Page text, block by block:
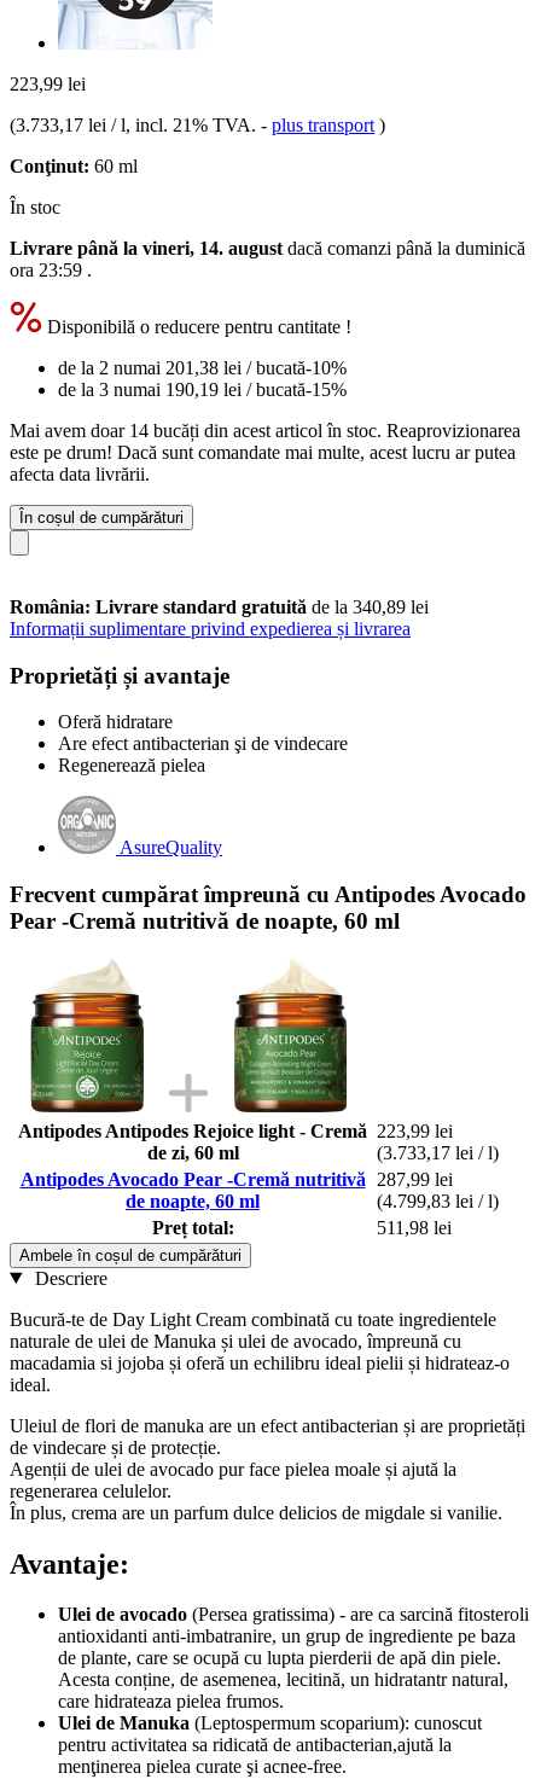
223,99 lei
(3.733,17 lei / l, incl. 21% TVA. - plus transport )
Conţinut: 60 ml
În stoc
Livrare până la vineri, 14. august dacă comanzi până la duminică
ora 23:59 .
Disponibilă o reducere pentru cantitate !
de la 2 numai 201,38 lei / bucată-10%
de la 3 numai 190,19 lei / bucată-15%
Mai avem doar 14 bucăți din acest articol în stoc. Reaprovizionarea
este pe drum! Dacă sunt comandate mai multe, acest lucru ar putea
afecta data livrării.
În coșul de cumpărături
România: Livrare standard gratuită de la 340,89 lei
Informații suplimentare privind expedierea și livrarea
Proprietăți și avantaje
Oferă hidratare
Are efect antibacterian şi de vindecare
Regenerează pielea
AsureQuality
Frecvent cumpărat împreună cu Antipodes Avocado
Pear -Cremă nutritivă de noapte, 60 ml
Antipodes Antipodes Rejoice light - Cremă
de zi, 60 ml
223,99 lei
(3.733,17 lei / l)
Antipodes Avocado Pear -Cremă nutritivă
de noapte, 60 ml
287,99 lei
(4.799,83 lei / l)
Preț total:
511,98 lei
Ambele în coșul de cumpărături
Descriere
Bucură-te de Day Light Cream combinată cu toate ingredientele
naturale de ulei de Manuka și ulei de avocado, împreună cu
macadamia si jojoba și oferă un echilibru ideal pielii și hidrateaz-o
ideal.
Uleiul de flori de manuka are un efect antibacterian și are proprietăți
de vindecare și de protecție.
Agenții de ulei de avocado pur face pielea moale și ajută la
regenerarea celulelor.
În plus, crema are un parfum dulce delicios de migdale si vanilie.
Avantaje:
Ulei de avocado (Persea gratissima) - are ca sarcină fitosteroli
antioxidanti anti-imbatranire, un grup de ingrediente pe baza
de plante, care se ocupă cu lupta pierderii de apă din piele.
Acesta conține, de asemenea, lecitină, un hidratantr natural,
care hidrateaza pielea frumos.
Ulei de Manuka (Leptospermum scoparium): cunoscut
pentru activitatea sa ridicată de antibacterian,ajută la
menţinerea pielea curate şi acnee-free.